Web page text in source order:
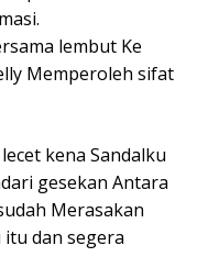
lembut Ke
Memperoleh sifat
kena Sandalku
gesekan Antara
Merasakan
itu dan segera